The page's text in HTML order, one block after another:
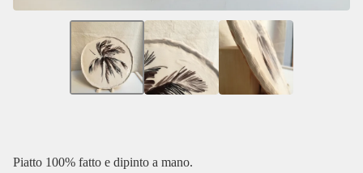
Piatto 100% fatto e dipinto a mano.